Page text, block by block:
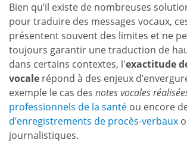
Bien qu’il existe de nombreuses
pour traduire des messages vocaux,
présentent souvent des limites et ne
toujours garantir une traduction de
dans certains contextes, l'exactitude
vocale répond à des enjeux
exemple le cas des notes vocales
professionnels de la santé ou encore
d’enregistrements de procès-verbaux
journalistiques.